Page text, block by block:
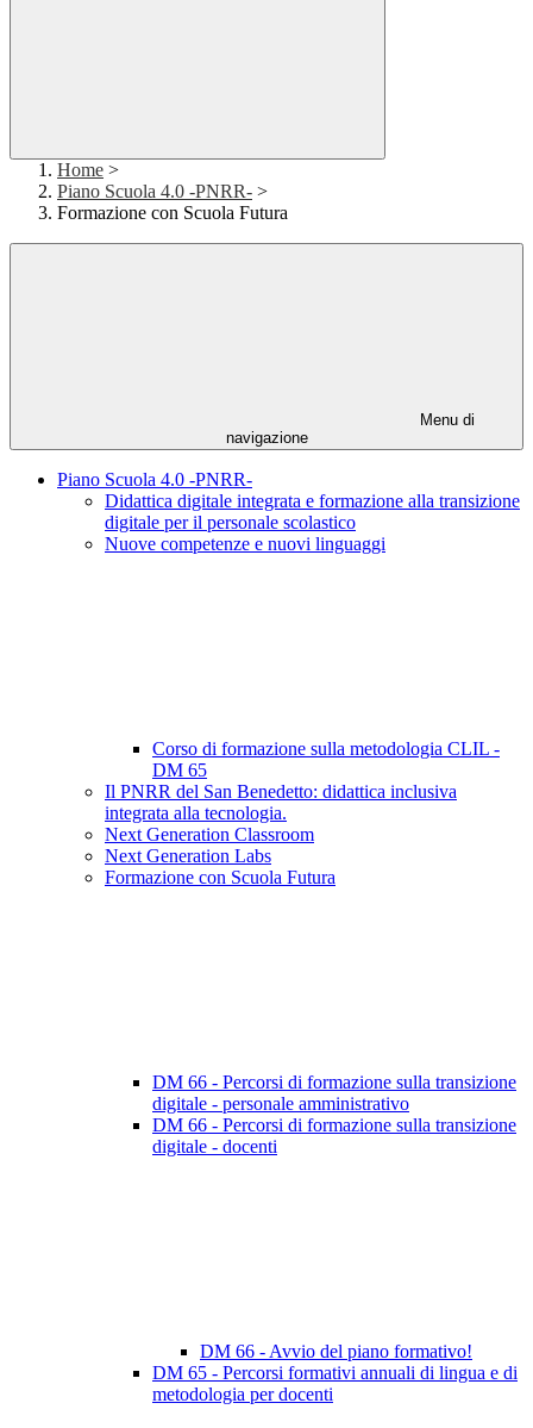
Home >
Piano Scuola 4.0 -PNRR- >
Formazione con Scuola Futura
Menu di
navigazione
Piano Scuola 4.0 -PNRR-
Didattica digitale integrata e formazione alla transizione
digitale per il personale scolastico
Nuove competenze e nuovi linguaggi
Corso di formazione sulla metodologia CLIL -
DM 65
Il PNRR del San Benedetto: didattica inclusiva
integrata alla tecnologia.
Next Generation Classroom
Next Generation Labs
Formazione con Scuola Futura
DM 66 - Percorsi di formazione sulla transizione
digitale - personale amministrativo
DM 66 - Percorsi di formazione sulla transizione
digitale - docenti
DM 66 - Avvio del piano formativo!
DM 65 - Percorsi formativi annuali di lingua e di
metodologia per docenti